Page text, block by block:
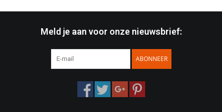
Meld je aan voor onze nieuwsbrief:
ABONNEER